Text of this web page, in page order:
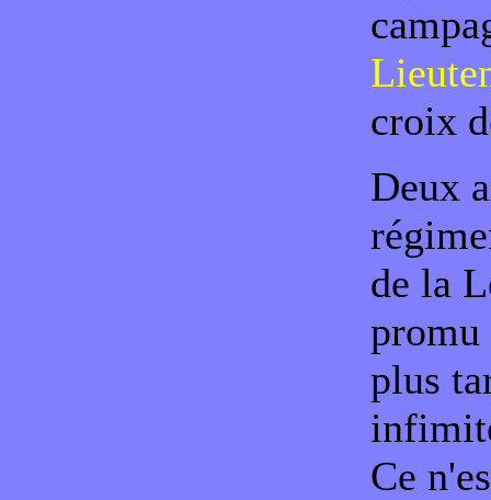
croix
Deux
de la
promu
plus
Ce